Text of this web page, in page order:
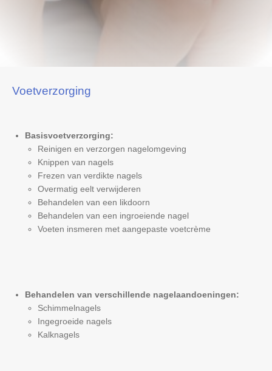
Voetverzorging
Basisvoetverzorging:
Reinigen en verzorgen nagelomgeving
Knippen van nagels
Frezen van verdikte nagels
Overmatig eelt verwijderen
Behandelen van een likdoorn
Behandelen van een ingroeiende nagel
Voeten insmeren met aangepaste voetcrème
Behandelen van verschillende nagelaandoeningen:
Schimmelnagels
Ingegroeide nagels
Kalknagels